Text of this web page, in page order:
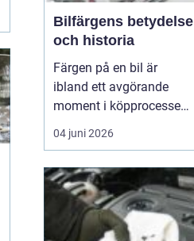
Bilfärgens betydelse
och historia
Färgen på en bil är
ibland ett avgörande
moment i köpprocessen,
men det handlar om mer
än bara estetik. Bilfärg
vetenskap och konst,
med en lång historia där
varje kulör b&...
04 juni 2026